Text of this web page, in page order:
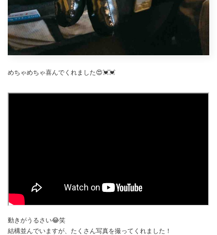
めちゃめちゃ喜んでくれました😍💓💓
動きがうるさい😂笑
結構並んでいますが、たくさん写真を撮ってくれました！